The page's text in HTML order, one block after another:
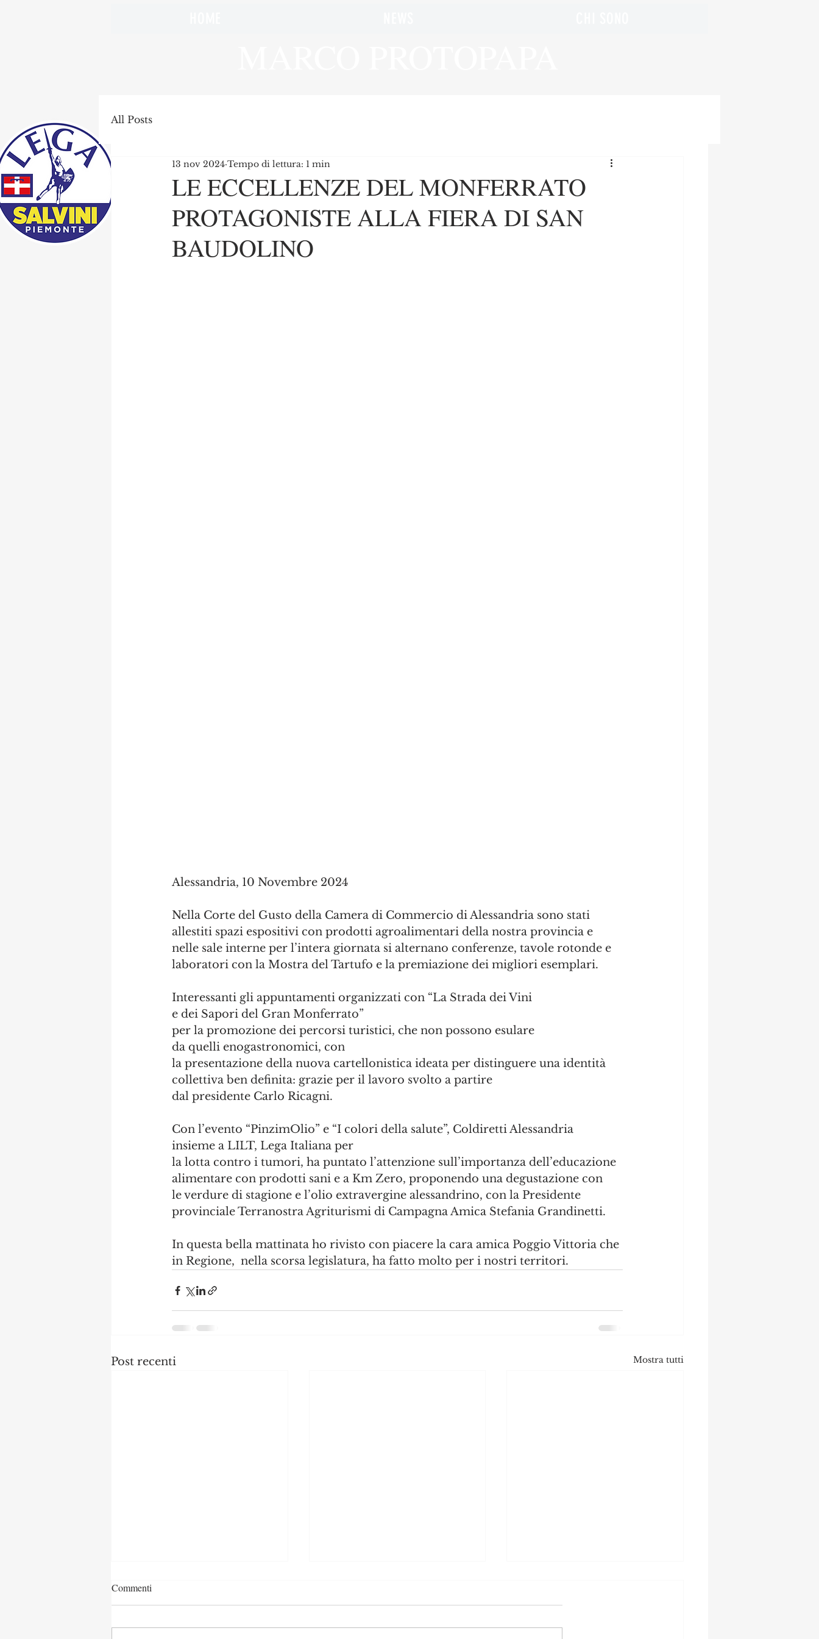
All Posts
LE ECCELLENZE DEL MONFERRATO
PROTAGONISTE ALLA FIERA DI SAN
BAUDOLINO
13 nov 2024 Tempo di lettura: 1 min
Alessandria, 10 Novembre 2024
Nella Corte del Gusto della Camera di Commercio di Alessandria sono stati
allestiti spazi espositivi con prodotti agroalimentari della nostra provincia e
nelle sale interne per l’intera giornata si alternano conferenze, tavole rotonde e
laboratori con la Mostra del Tartufo e la premiazione dei migliori esemplari.
Interessanti gli appuntamenti organizzati con “La Strada dei Vini
e dei Sapori del Gran Monferrato”
per la promozione dei percorsi turistici, che non possono esulare
da quelli enogastronomici, con
la presentazione della nuova cartellonistica ideata per distinguere una identità
collettiva ben definita: grazie per il lavoro svolto a partire
dal presidente Carlo Ricagni.
Con l’evento “PinzimOlio” e “I colori della salute”, Coldiretti Alessandria
insieme a LILT, Lega Italiana per
la lotta contro i tumori, ha puntato l’attenzione sull’importanza dell’educazione
alimentare con prodotti sani e a Km Zero, proponendo una degustazione con
le verdure di stagione e l’olio extravergine alessandrino, con la Presidente
provinciale Terranostra Agriturismi di Campagna Amica Stefania Grandinetti.
In questa bella mattinata ho rivisto con piacere la cara amica Poggio Vittoria che
in Regione,  nella scorsa legislatura, ha fatto molto per i nostri territori.
Post recenti Mostra tutti
Commenti